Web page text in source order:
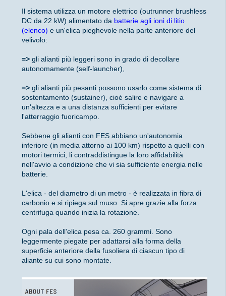
Il sistema utilizza un motore elettrico (outrunner brushless
DC da 22 kW) alimentato da batterie agli ioni di litio
(elenco) e un'elica pieghevole nella parte anteriore del
velivolo:
=> gli alianti più leggeri sono in grado di decollare
autonomamente (self-launcher),
=> gli alianti più pesanti possono usarlo come sistema di
sostentamento (sustainer), cioè salire e navigare a
un'altezza e a una distanza sufficienti per evitare
l'atterraggio fuoricampo.
Sebbene gli alianti con FES abbiano un'autonomia
inferiore (in media attorno ai 100 km) rispetto a quelli con
motori termici, li contraddistingue la loro affidabilità
nell'avvio a condizione che vi sia sufficiente energia nelle
batterie.
L'elica - del diametro di un metro - è realizzata in fibra di
carbonio e si ripiega sul muso. Si apre grazie alla forza
centrifuga quando inizia la rotazione.
Ogni pala dell'elica pesa ca. 260 grammi. Sono
leggermente piegate per adattarsi alla forma della
superficie anteriore della fusoliera di ciascun tipo di
aliante su cui sono montate.